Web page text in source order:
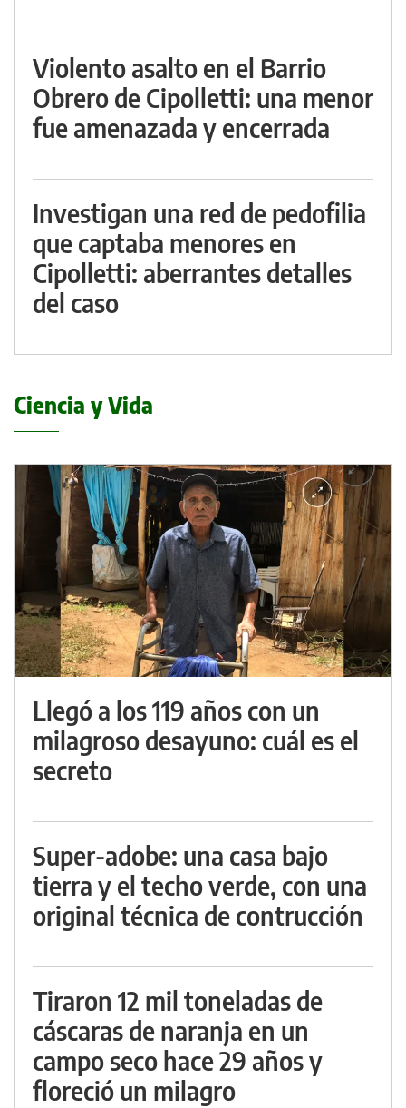
Violento asalto en el Barrio
Obrero de Cipolletti: una menor
fue amenazada y encerrada
Investigan una red de pedofilia
que captaba menores en
Cipolletti: aberrantes detalles
del caso
Ciencia y Vida
Llegó a los 119 años con un
milagroso desayuno: cuál es el
secreto
Super-adobe: una casa bajo
tierra y el techo verde, con una
original técnica de contrucción
Tiraron 12 mil toneladas de
cáscaras de naranja en un
campo seco hace 29 años y
floreció un milagro